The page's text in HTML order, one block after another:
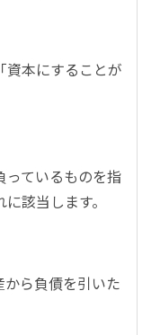
資本にすることが
っているものを指
該当します。
ら負債を引いた